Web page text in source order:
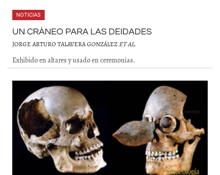
NOTICIAS
UN CRÁNEO PARA LAS DEIDADES
JORGE ARTURO TALAVERA GONZÁLEZ ET AL.
Exhibido en altares y usado en ceremonias.